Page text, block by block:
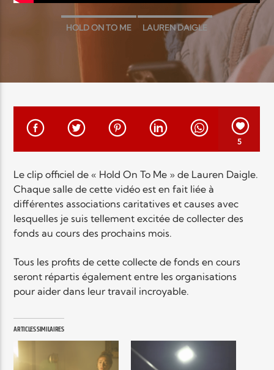
ARTISTE
Radio Elyon
Elyon Rhema
Elyon Hits
Elyon Live
HOLD ON TO ME LAUREN DAIGLE
5
Le clip officiel de « Hold On To Me » de Lauren Daigle.
Chaque salle de cette vidéo est en fait liée à
différentes associations caritatives et causes avec
lesquelles je suis tellement excitée de collecter des
fonds au cours des prochains mois.
Tous les profits de cette collecte de fonds en cours
seront répartis également entre les organisations
pour aider dans leur travail incroyable.
ARTICLES SIMILAIRES